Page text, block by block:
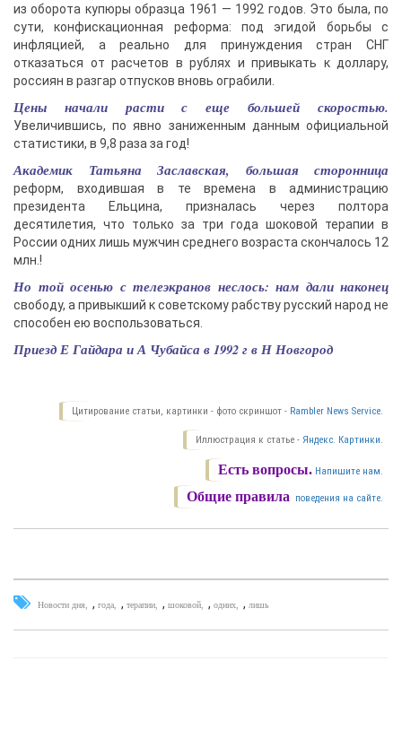
из оборота купюры образца 1961 — 1992 годов. Это была, по
сути, конфискационная реформа: под эгидой борьбы с
инфляцией, а реально для принуждения стран СНГ
отказаться от расчетов в рублях и привыкать к доллару,
россиян в разгар отпусков вновь ограбили.
Цены начали расти с еще большей скоростью.
Увеличившись, по явно заниженным данным официальной
статистики, в 9,8 раза за год!
Академик Татьяна Заславская, большая сторонница
реформ, входившая в те времена в администрацию
президента Ельцина, призналась через полтора
десятилетия, что только за три года шоковой терапии в
России одних лишь мужчин среднего возраста скончалось 12
млн.!
Но той осенью с телеэкранов неслось: нам дали наконец
свободу, а привыкший к советскому рабству русский народ не
способен ею воспользоваться.
Приезд Е Гайдара и А Чубайса в 1992 г в Н Новгород
Цитирование статьи, картинки - фото скриншот - Rambler News Service.
Иллюстрация к статье - Яндекс. Картинки.
Есть вопросы. Напишите нам.
Общие правила поведения на сайте.
Новости дня , года , терапии , шоковой , одних , лишь